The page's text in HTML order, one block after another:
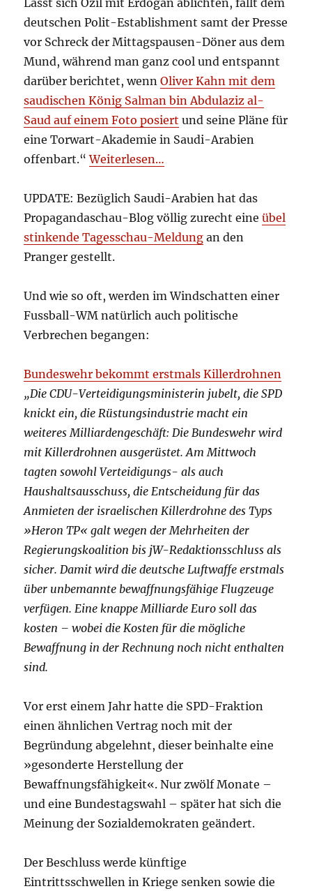
Lässt sich Özil mit Erdogan ablichten, fällt dem
deutschen Polit-Establishment samt der Presse
vor Schreck der Mittagspausen-Döner aus dem
Mund, während man ganz cool und entspannt
darüber berichtet, wennOliver Kahn mit dem
saudischen König Salman bin Abdulaziz al-
Saud auf einem Foto posiert und seine Pläne für
eine Torwart-Akademie in Saudi-Arabien
offenbart.“Weiterlesen…
UPDATE: Bezüglich Saudi-Arabien hat das
Propagandaschau-Blog völlig zurecht eineübel
stinkende Tagesschau-Meldung an den
Pranger gestellt.
Und wie so oft, werden im Windschatten einer
Fussball-WM natürlich auch politische
Verbrechen begangen:
Bundeswehr bekommt erstmals Killerdrohnen
„Die CDU-Verteidigungsministerin jubelt, die SPD
knickt ein, die Rüstungsindustrie macht ein
weiteres Milliardengeschäft: Die Bundeswehr wird
mit Killerdrohnen ausgerüstet. Am Mittwoch
tagten sowohl Verteidigungs- als auch
Haushaltsausschuss, die Entscheidung für das
Anmieten der israelischen Killerdrohne des Typs
»Heron TP« galt wegen der Mehrheiten der
Regierungskoalition bis jW-Redaktionsschluss als
sicher. Damit wird die deutsche Luftwaffe erstmals
über unbemannte bewaffnungsfähige Flugzeuge
verfügen. Eine knappe Milliarde Euro soll das
kosten – wobei die Kosten für die mögliche
Bewaffnung in der Rechnung noch nicht enthalten
sind.
Vor erst einem Jahr hatte die SPD-Fraktion
einen ähnlichen Vertrag noch mit der
Begründung abgelehnt, dieser beinhalte eine
»gesonderte Herstellung der
Bewaffnungsfähigkeit«. Nur zwölf Monate –
und eine Bundestagswahl – später hat sich die
Meinung der Sozialdemokraten geändert.
Der Beschluss werde künftige
Eintrittsschwellen in Kriege senken sowie die